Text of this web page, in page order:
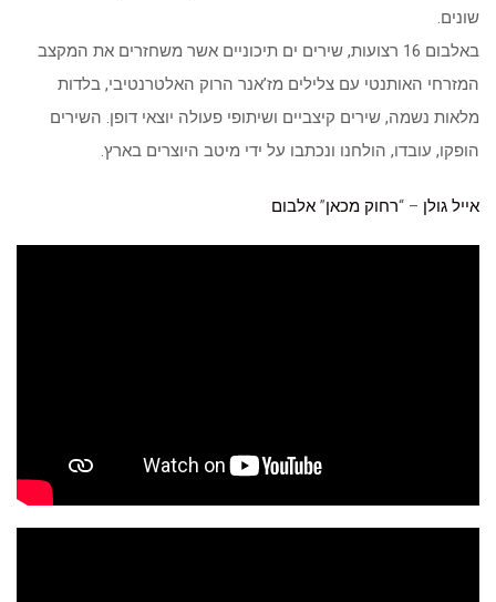
שונים.
באלבום 16 רצועות, שירים ים תיכוניים אשר משחזרים את המקצב
המזרחי האותנטי עם צלילים מז’אנר הרוק האלטרנטיבי, בלדות
מלאות נשמה, שירים קיצביים ושיתופי פעולה יוצאי דופן. השירים
הופקו, עובדו, הולחנו ונכתבו על ידי מיטב היוצרים בארץ.
אייל גולן – “רחוק מכאן” אלבום